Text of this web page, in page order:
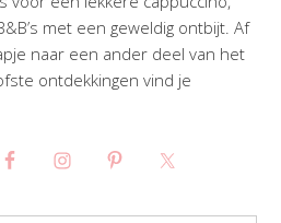
met een geweldig ontbijt. Af
naar een ander deel van het
ontdekkingen vind je